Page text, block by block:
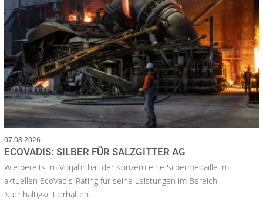
07.08.2026
ECOVADIS: SILBER FÜR SALZGITTER AG
Wie bereits im Vorjahr hat der Konzern eine Silbermedaille im
aktuellen EcoVadis-Rating für seine Leistungen im Bereich
Nachhaltigkeit erhalten